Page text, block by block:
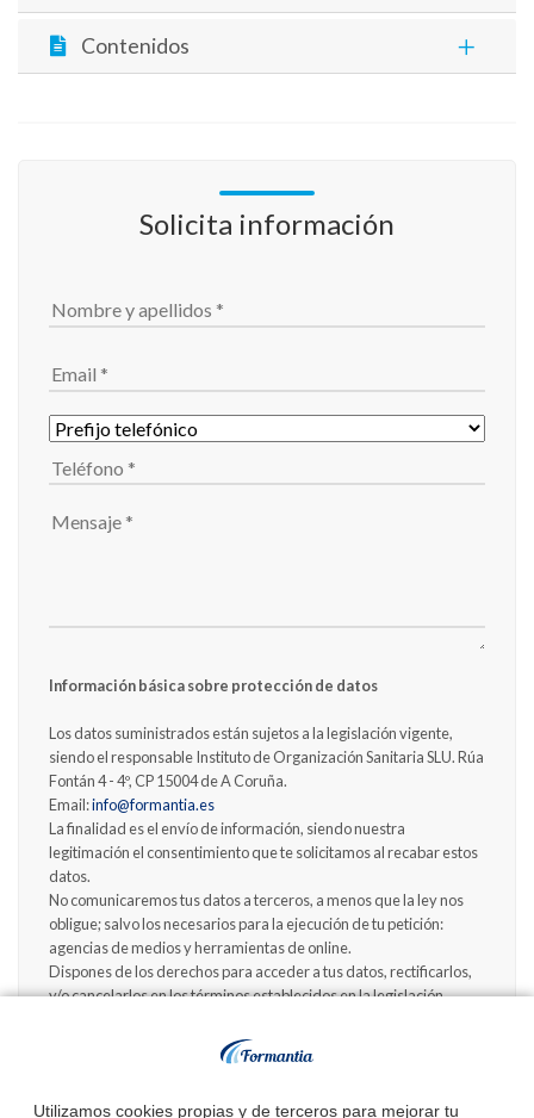
Utilizamos cookies propias y de terceros para mejorar tu
Contenidos
Solicita información
Información básica sobre protección de datos
Los datos suministrados están sujetos a la legislación vigente,
siendo el responsable Instituto de Organización Sanitaria SLU. Rúa
Fontán 4 - 4º, CP 15004 de A Coruña.
Email:info@formantia.es
La finalidad es el envío de información, siendo nuestra
legitimación el consentimiento que te solicitamos al recabar estos
datos.
No comunicaremos tus datos a terceros, a menos que la ley nos
obligue; salvo los necesarios para la ejecución de tu petición:
agencias de medios y herramientas de online.
Dispones de los derechos para acceder a tus datos, rectificarlos,
y/o cancelarlos en los términos establecidos en la legislación